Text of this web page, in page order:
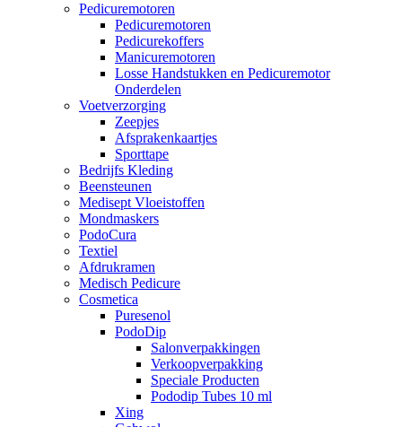
Pedicuremotoren
Pedicuremotoren
Pedicurekoffers
Manicuremotoren
Losse Handstukken en Pedicuremotor
Onderdelen
Voetverzorging
Zeepjes
Afsprakenkaartjes
Sporttape
Bedrijfs Kleding
Beensteunen
Medisept Vloeistoffen
Mondmaskers
PodoCura
Textiel
Afdrukramen
Medisch Pedicure
Cosmetica
Puresenol
PodoDip
Salonverpakkingen
Verkoopverpakking
Speciale Producten
Pododip Tubes 10 ml
Xing